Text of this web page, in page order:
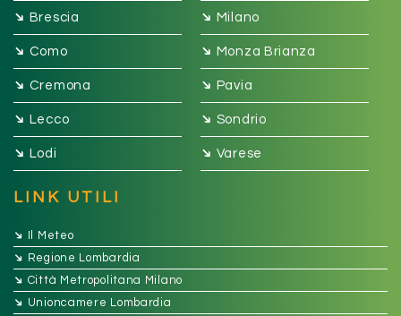
➔ Brescia ➔ Milano
➔ Como ➔ Monza Brianza
➔ Cremona ➔ Pavia
➔ Lecco ➔ Sondrio
➔ Lodi ➔ Varese
LINK UTILI
➔ Il Meteo
➔ Regione Lombardia
➔ Città Metropolitana Milano
➔ Unioncamere Lombardia